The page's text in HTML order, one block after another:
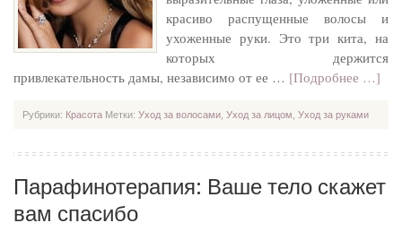
красиво распущенные волосы и
ухоженные руки. Это три кита, на
которых держится
привлекательность дамы, независимо от ее … [Подробнее …]
Рубрики: Красота Метки: Уход за волосами Уход за лицом Уход за руками
Парафинотерапия: Ваше тело скажет
вам спасибо